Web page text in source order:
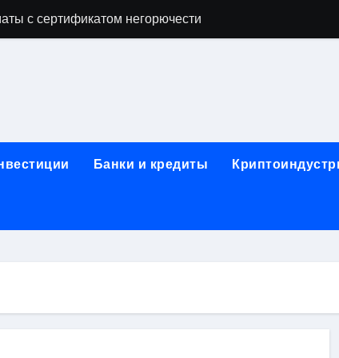
с сертификатом негорючести
и направляющих для конвейерных лент
лотков для хранения электронных
этапы строительства, проверка застройщика и
Банки и кредиты